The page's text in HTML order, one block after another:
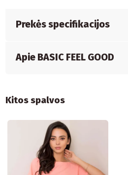
Prekės specifikacijos
Apie BASIC FEEL GOOD
Kitos spalvos